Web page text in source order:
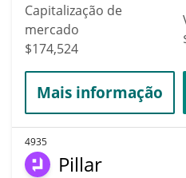
Capitalização de
mercado
$174,524
Mais informação
4935
Pillar